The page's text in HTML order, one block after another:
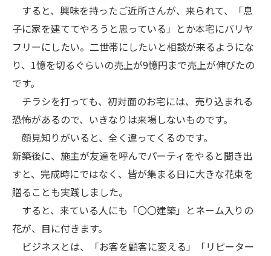
すると、興味を持ったご近所さんが、来られて、「息
子に家を建ててやろうと思っている」とか本宅にバリヤ
フリーにしたい。二世帯にしたいと相談が来るようにな
り、1憶を切るぐらいの売上が9憶円まで売上が伸びたの
です。
チラシを打っても、初対面のお宅には、売り込まれる
恐怖があるので、いきなりは来場しないものです。
顔見知りがいると、全く違ってくるのです。
新築後に、施主が友達を呼んでパーティをやると聞き出
すと、完成時にではなく、皆が集まる日に大きな花束を
贈ることも実践しました。
すると、来ている人にも「〇〇建築」とネーム入りの
花が、目に付きます。
ビジネスとは、「お客を顧客に変える」「リピーター